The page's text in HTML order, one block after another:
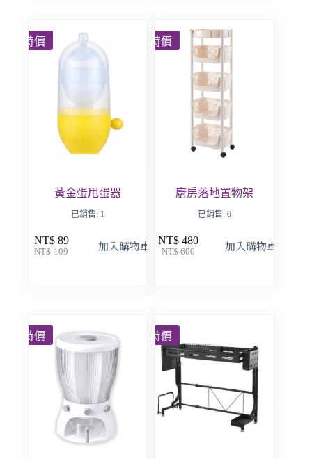
特價
黃金蛋甩蛋器
已銷售: 1
NT$ 109
NT$ 89 加入購物車
特價
廚房落地置物架
已銷售: 0
NT$ 600
NT$ 480 加入購物車
特價 特價